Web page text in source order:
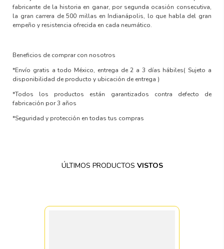
fabricante de la historia en ganar, por segunda ocasión consecutiva,
la gran carrera de 500 millas en Indianápolis, lo que habla del gran
empeño y resistencia ofrecida en cada neumático.
Beneficios de comprar con nosotros
*Envío gratis a todo México, entrega de 2 a 3 días hábiles( Sujeto a
disponibilidad de producto y ubicación de entrega )
*Todos los productos están garantizados contra defecto de
fabricación por 3 años
*Seguridad y protección en todas tus compras
ÚLTIMOS PRODUCTOS VISTOS